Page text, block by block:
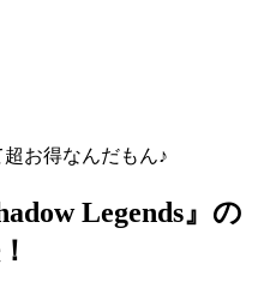
お得なんだもん♪
Legends』の